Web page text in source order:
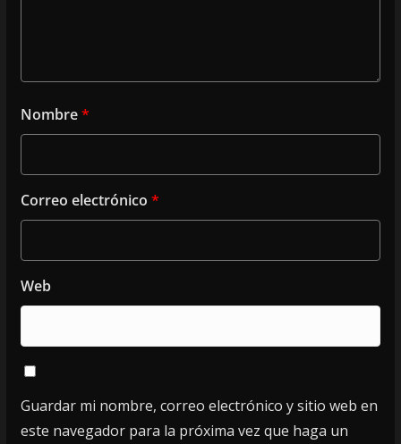
Nombre*
Correo electrónico *
Web
Guardar mi nombre, correo electrónico y sitio web en
este navegador para la próxima vez que haga un